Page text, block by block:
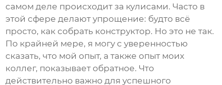
самом деле происходит за кулисами. Часто в
этой сфере делают упрощение: будто всё
просто, как собрать конструктор. Но это не так.
По крайней мере, я могу с уверенностью
сказать, что мой опыт, а также опыт моих
коллег, показывает обратное. Что
действительно важно для успешного